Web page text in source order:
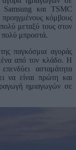
Samsung και TSMC
κόμβους
μεταξύ τους στον
πολύ μπροστά.
παγκόσμια αγοράς
από τον κλάδο. Η
ασταμάτητα
να είναι πρώτη και
ημιαγωγών σε